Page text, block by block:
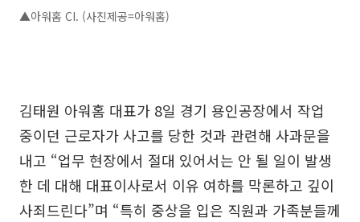
▲아워홈 CI. (사진제공=아워홈)
김태원 아워홈 대표가 8일 경기 용인공장에서 작업
중이던 근로자가 사고를 당한 것과 관련해 사과문을
내고 “업무 현장에서 절대 있어서는 안 될 일이 발생
한 데 대해 대표이사로서 이유 여하를 막론하고 깊이
사죄드린다”며 “특히 중상을 입은 직원과 가족분들께